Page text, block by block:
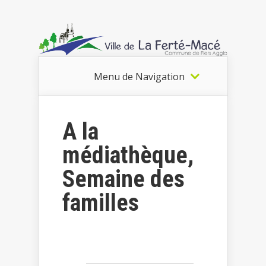
Menu de Navigation
A la
médiathèque,
Semaine des
familles